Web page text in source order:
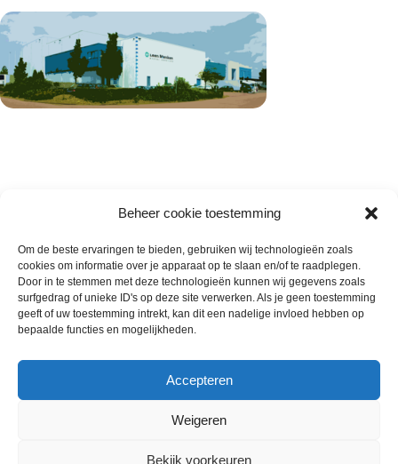
Beheer cookie toestemming
Om de beste ervaringen te bieden, gebruiken wij technologieën zoals
cookies om informatie over je apparaat op te slaan en/of te raadplegen.
Door in te stemmen met deze technologieën kunnen wij gegevens zoals
surfgedrag of unieke ID's op deze site verwerken. Als je geen toestemming
geeft of uw toestemming intrekt, kan dit een nadelige invloed hebben op
bepaalde functies en mogelijkheden.
Accepteren
Weigeren
Bekijk voorkeuren
Wie zijn wij
Contact met onze inkoop
Klantenservice
Annuleer & Retourbeleid
Horeca-Groothandel